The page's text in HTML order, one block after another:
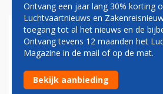
SAN JOSE
KLM past vluchtschema naar Costa
20-10-2023 - 15:10
Ontvang een jaar lang 30% korting
Luchtvaartnieuws en
toegang tot al het nieuws en de
Ontvang tevens 12 maanden het
Magazine in de mail of op de mat.
Bekijk aanbieding